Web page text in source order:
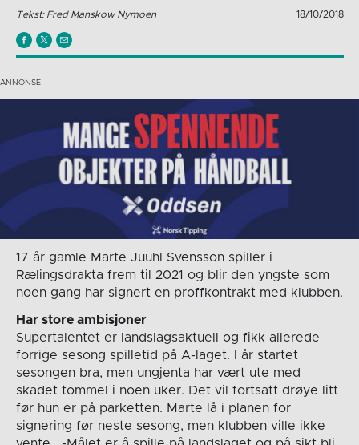
Tekst: Fred Manskow Nymoen 18/10/2018
17 år gamle Marte Juuhl Svensson spiller i
Rælingsdrakta frem til 2021 og blir den yngste som
noen gang har signert en proffkontrakt med klubben.
Har store ambisjoner
Supertalentet er landslagsaktuell og fikk allerede
forrige sesong spilletid på A-laget. I år startet
sesongen bra, men ungjenta har vært ute med
skadet tommel i noen uker. Det vil fortsatt drøye litt
før hun er på parketten. Marte lå i planen for
signering før neste sesong, men klubben ville ikke